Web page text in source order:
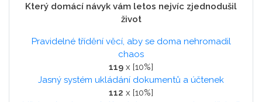
Který domácí návyk vám letos nejvíc zjednodušil
život
Pravidelné třídění věcí, aby se doma nehromadil
chaos
119 x [10%]
Jasný systém ukládání dokumentů a účtenek
112 x [10%]